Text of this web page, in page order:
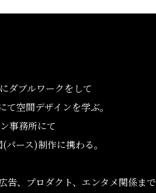
ダブルワークをして
空間デザインを学ぶ。
事務所にて
ース)制作に携わる。
告、プロダクト、エンタメ関係まで